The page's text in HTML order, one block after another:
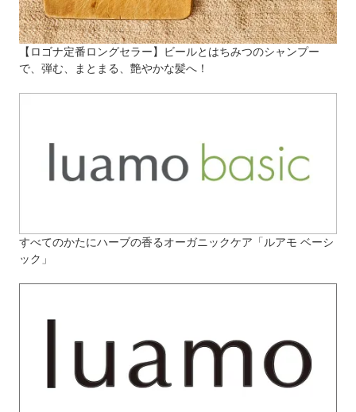
【ロゴナ定番ロングセラー】ビールとはちみつのシャンプー
で、弾む、まとまる、艶やかな髪へ！
すべてのかたにハーブの香るオーガニックケア「ルアモ ベーシ
ック」